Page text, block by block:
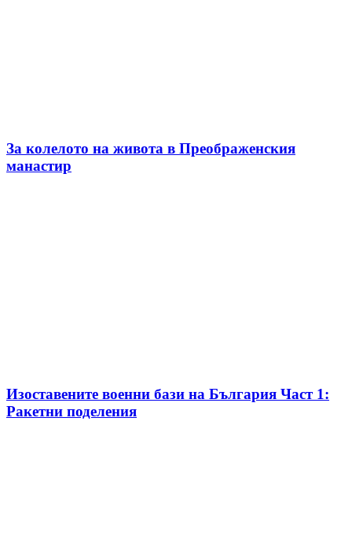
За колелото на живота в Преображенския
манастир
Изоставените военни бази на България Част 1:
Ракетни поделения